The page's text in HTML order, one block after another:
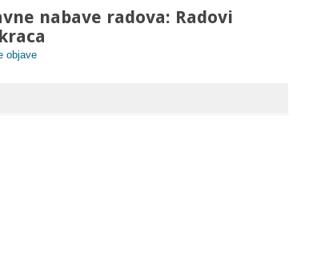
nabave radova: Radovi
objave